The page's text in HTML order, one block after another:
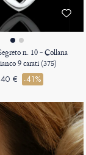
n. 10 - Collana
9 carati (375)
€ -41%